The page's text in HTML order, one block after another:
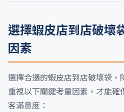
選擇蝦皮店到店破壞
因素
選擇合適的蝦皮店到店破壞袋
重視以下關鍵考量因素，才能
客滿意度：